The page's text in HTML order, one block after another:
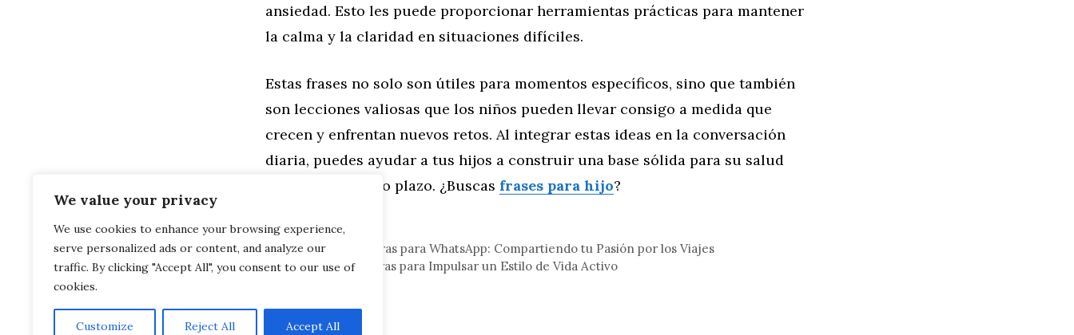
We value your privacy
We use cookies to enhance your browsing experience,
serve personalized ads or content, and analyze our
traffic. By clicking "Accept All", you consent to our use of
cookies.
Customize Reject All Accept All
ansiedad. Esto les puede proporcionar herramientas prácticas para mantener
la calma y la claridad en situaciones difíciles.
Estas frases no solo son útiles para momentos específicos, sino que también
son lecciones valiosas que los niños pueden llevar consigo a medida que
crecen y enfrentan nuevos retos. Al integrar estas ideas en la conversación
diaria, puedes ayudar a tus hijos a construir una base sólida para su salud
emocional a largo plazo. ¿Buscas frases para hijo?
Categorías
Familia,General
Frases Inspiradoras para WhatsApp: Compartiendo tu Pasión por los Viajes
Frases Motivadoras para Impulsar un Estilo de Vida Activo